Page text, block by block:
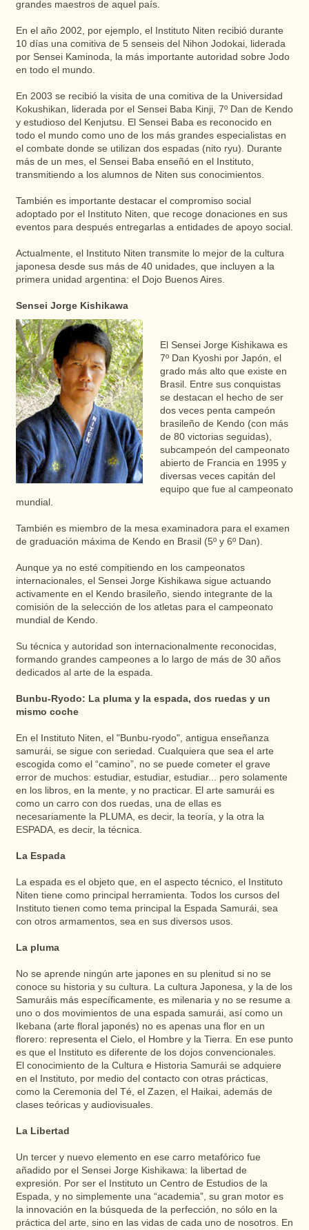
grandes maestros de aquel país.
En el año 2002, por ejemplo, el Instituto Niten recibió durante
10 días una comitiva de 5 senseis del Nihon Jodokai, liderada
por Sensei Kaminoda, la más importante autoridad sobre Jodo
en todo el mundo.
En 2003 se recibió la visita de una comitiva de la Universidad
Kokushikan, liderada por el Sensei Baba Kinji, 7º Dan de Kendo
y estudioso del Kenjutsu. El Sensei Baba es reconocido en
todo el mundo como uno de los más grandes especialistas en
el combate donde se utilizan dos espadas (nito ryu). Durante
más de un mes, el Sensei Baba enseñó en el Instituto,
transmitiendo a los alumnos de Niten sus conocimientos.
También es importante destacar el compromiso social
adoptado por el Instituto Niten, que recoge donaciones en sus
eventos para después entregarlas a entidades de apoyo social.
Actualmente, el Instituto Niten transmite lo mejor de la cultura
japonesa desde sus más de 40 unidades, que incluyen a la
primera unidad argentina: el Dojo Buenos Aires.
Sensei Jorge Kishikawa
El Sensei Jorge Kishikawa es
7º Dan Kyoshi por Japón, el
grado más alto que existe en
Brasil. Entre sus conquistas
se destacan el hecho de ser
dos veces penta campeón
brasileño de Kendo (con más
de 80 victorias seguidas),
subcampeón del campeonato
abierto de Francia en 1995 y
diversas veces capitán del
equipo que fue al campeonato
mundial.
También es miembro de la mesa examinadora para el examen
de graduación máxima de Kendo en Brasil (5º y 6º Dan).
Aunque ya no esté compitiendo en los campeonatos
internacionales, el Sensei Jorge Kishikawa sigue actuando
activamente en el Kendo brasileño, siendo integrante de la
comisión de la selección de los atletas para el campeonato
mundial de Kendo.
Su técnica y autoridad son internacionalmente reconocidas,
formando grandes campeones a lo largo de más de 30 años
dedicados al arte de la espada.
Bunbu-Ryodo: La pluma y la espada, dos ruedas y un
mismo coche
En el Instituto Niten, el "Bunbu-ryodo", antigua enseñanza
samurái, se sigue con seriedad. Cualquiera que sea el arte
escogida como el “camino”, no se puede cometer el grave
error de muchos: estudiar, estudiar, estudiar... pero solamente
en los libros, en la mente, y no practicar. El arte samurái es
como un carro con dos ruedas, una de ellas es
necesariamente la PLUMA, es decir, la teoría, y la otra la
ESPADA, es decir, la técnica.
La Espada
La espada es el objeto que, en el aspecto técnico, el Instituto
Niten tiene como principal herramienta. Todos los cursos del
Instituto tienen como tema principal la Espada Samurái, sea
con otros armamentos, sea en sus diversos usos.
La pluma
No se aprende ningún arte japones en su plenitud si no se
conoce su historia y su cultura. La cultura Japonesa, y la de los
Samuráis más específicamente, es milenaria y no se resume a
uno o dos movimientos de una espada samurái, así como un
Ikebana (arte floral japonés) no es apenas una flor en un
florero: representa el Cielo, el Hombre y la Tierra. En ese punto
es que el Instituto es diferente de los dojos convencionales.
El conocimiento de la Cultura e Historia Samurái se adquiere
en el Instituto, por medio del contacto con otras prácticas,
como la Ceremonia del Té, el Zazen, el Haikai, además de
clases teóricas y audiovisuales.
La Libertad
Un tercer y nuevo elemento en ese carro metafórico fue
añadido por el Sensei Jorge Kishikawa: la libertad de
expresión. Por ser el Instituto un Centro de Estudios de la
Espada, y no simplemente una “academia”, su gran motor es
la innovación en la búsqueda de la perfección, no sólo en la
práctica del arte, sino en las vidas de cada uno de nosotros. En